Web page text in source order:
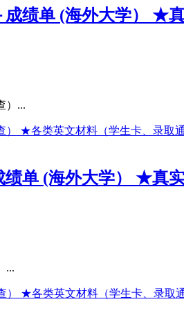
绩单 (海外大学） ★
）...
单 (海外大学） ★真
...